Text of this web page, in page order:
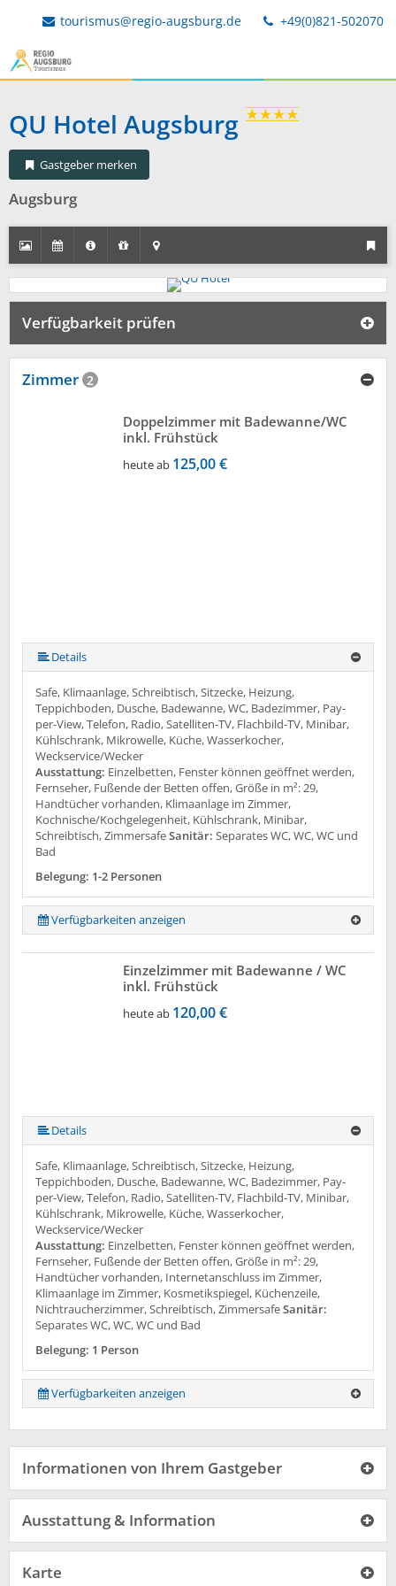
tourismus@regio-augsburg.de +49(0)821-502070
QU Hotel Augsburg
Gastgeber merken
Augsburg
Verfügbarkeit prüfen
Zimmer 2
Doppelzimmer mit Badewanne/WC
inkl. Frühstück
heute ab 125,00 €
Details
Safe, Klimaanlage, Schreibtisch, Sitzecke, Heizung,
Teppichboden, Dusche, Badewanne, WC, Badezimmer, Pay-
per-View, Telefon, Radio, Satelliten-TV, Flachbild-TV, Minibar,
Kühlschrank, Mikrowelle, Küche, Wasserkocher,
Weckservice/Wecker
Ausstattung: Einzelbetten, Fenster können geöffnet werden,
Fernseher, Fußende der Betten offen, Größe in m²: 29,
Handtücher vorhanden, Klimaanlage im Zimmer,
Kochnische/Kochgelegenheit, Kühlschrank, Minibar,
Schreibtisch, ZimmersafeSanitär: Separates WC, WC, WC und
Bad
Belegung: 1-2 Personen
Verfügbarkeiten anzeigen
Einzelzimmer mit Badewanne / WC
inkl. Frühstück
heute ab 120,00 €
Details
Safe, Klimaanlage, Schreibtisch, Sitzecke, Heizung,
Teppichboden, Dusche, Badewanne, WC, Badezimmer, Pay-
per-View, Telefon, Radio, Satelliten-TV, Flachbild-TV, Minibar,
Kühlschrank, Mikrowelle, Küche, Wasserkocher,
Weckservice/Wecker
Ausstattung: Einzelbetten, Fenster können geöffnet werden,
Fernseher, Fußende der Betten offen, Größe in m²: 29,
Handtücher vorhanden, Internetanschluss im Zimmer,
Klimaanlage im Zimmer, Kosmetikspiegel, Küchenzeile,
Nichtraucherzimmer, Schreibtisch, ZimmersafeSanitär:
Separates WC, WC, WC und Bad
Belegung: 1 Person
Verfügbarkeiten anzeigen
Informationen von Ihrem Gastgeber
Ausstattung & Information
Karte